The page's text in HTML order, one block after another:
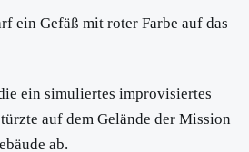
ein Gefäß mit roter Farbe auf das
ein simuliertes improvisiertes
auf dem Gelände der Mission
ab.